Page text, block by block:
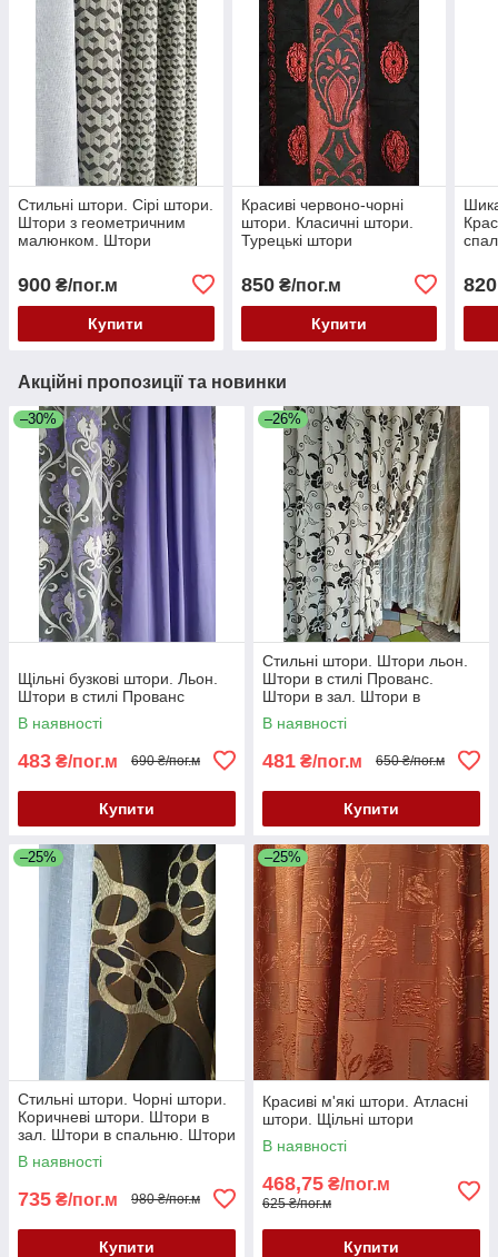
Стильні штори. Сірі штори.
Штори з геометричним
малюнком. Штори
штори. Штори в зал
900 ₴/пог.м
Купити
Красиві червоно-чорні
штори. Класичні штори.
Турецькі штори
850₴/пог.м
Купити
820
Акційні пропозиції та новинки
–30%
Щільні бузкові штори. Льон.
Штори в стилі Прованс
В наявності
483 ₴/пог.м 690 ₴/пог.м
Купити
–26%
Стильні штори. Штори льон.
Штори в стилі Прованс.
Штори в зал. Штори в
спальню. Штори льон. Чорні
штори
В наявності
481 ₴/пог.м 650 ₴/пог.м
Купити
–25%
Стильні штори. Чорні штори.
Коричневі штори. Штори в
зал. Штори в спальню. Штори
абстракція. Модні штори
В наявності
735 ₴/пог.м 980 ₴/пог.м
Купити
–25%
Красиві м'які штори. Атласні
штори. Щільні штори
В наявності
468,75 ₴/пог.м
625 ₴/пог.м
Купити